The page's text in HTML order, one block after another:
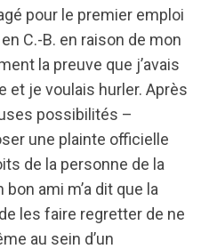
pour le premier emploi
C.-B. en raison de mon
la preuve que j’avais
et je voulais hurler. Après
possibilités –
une plainte officielle
de la personne de la
ami m’a dit que la
les faire regretter de ne
au sein d’un